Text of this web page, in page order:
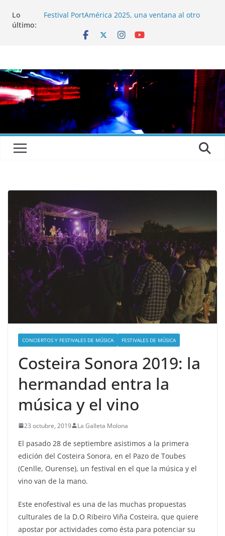
Lo
último:
Festival PortAmérica 2025, una ventana al otro
El Atlantic Fest 2025 propone un menú musical
Entrevista a RUMIA
Entrevista a mariagrep
CONCIERTOS Y FESTIVALES DE MÚSICA FESTIVALES DE MÚSICA
Costeira Sonora 2019: la
hermandad entra la
música y el vino
23 octubre, 2019 La Galleta Molona
El pasado 28 de septiembre asistimos a la primera
edición del Costeira Sonora, en el Pazo de Toubes
(Cenlle, Ourense), un festival en el que la música y el
vino van de la mano.
Este enofestival es una de las muchas propuestas
culturales de la D.O Ribeiro Viña Costeira, que quiere
apostar por actividades como ésta para potenciar su